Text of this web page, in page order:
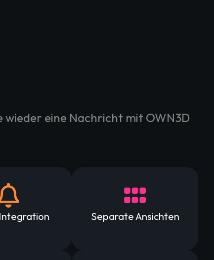
wieder eine Nachricht mit OWN3D
Separate Ansichten